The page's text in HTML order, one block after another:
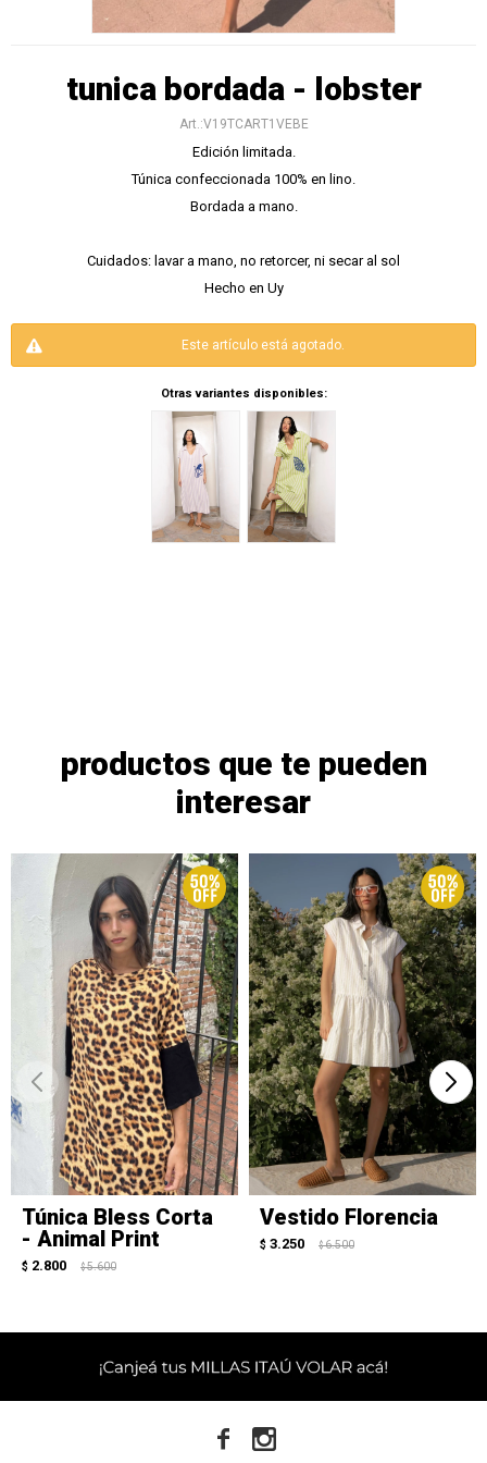
tunica bordada - lobster
V19TCART1VEBE
Edición limitada.
Túnica confeccionada 100% en lino.
Bordada a mano.
Cuidados: lavar a mano, no retorcer, ni secar al sol
Hecho en Uy
Este artículo está agotado.
Otras variantes disponibles:
productos que te pueden
interesar
Túnica Bless Corta
- Animal Print
$ 2.800 $ 5.600
Vestido Florencia
$ 3.250 $ 6.500
 